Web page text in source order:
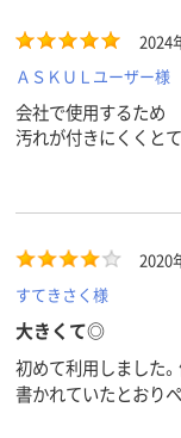
2024
ＡＳＫＵＬユーザー様
会社で使用するため
汚れが付きにくくと
2020
すてきさく様
大きくて◎
初めて利用しました
書かれていたとおり
足です。満足度につ